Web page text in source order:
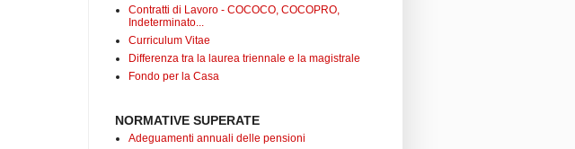
Contratti di Lavoro - COCOCO, COCOPRO,
Indeterminato...
Curriculum Vitae
Differenza tra la laurea triennale e la magistrale
Fondo per la Casa
NORMATIVE SUPERATE
Adeguamenti annuali delle pensioni